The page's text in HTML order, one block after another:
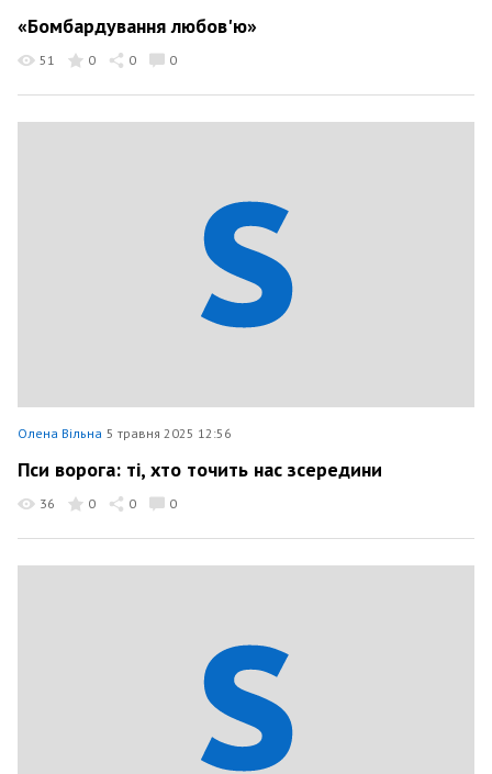
«Бомбардування любов'ю»
51 0 0 0
Олена Вільна 5 травня 2025 12:56
Пси ворога: ті, хто точить нас зсередини
36 0 0 0